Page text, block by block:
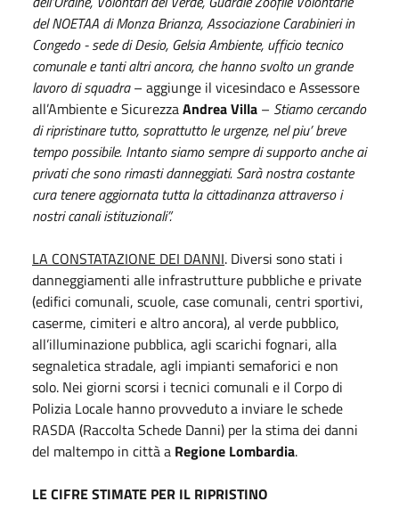
del NOETAA di Monza Brianza, Associazione Carabinieri in
Congedo - sede di Desio, Gelsia Ambiente, ufficio tecnico
comunale e tanti altri ancora, che hanno svolto un grande
lavoro di squadra– aggiunge il vicesindaco e Assessore
all’Ambiente e SicurezzaAndrea Villa – Stiamo cercando
di ripristinare tutto, soprattutto le urgenze, nel piu’ breve
tempo possibile. Intanto siamo sempre di supporto anche ai
privati che sono rimasti danneggiati. Sarà nostra costante
cura tenere aggiornata tutta la cittadinanza attraverso i
nostri canali istituzionali”.
LA CONSTATAZIONE DEI DANNI. Diversi sono stati i
danneggiamenti alle infrastrutture pubbliche e private
(edifici comunali, scuole, case comunali, centri sportivi,
caserme, cimiteri e altro ancora), al verde pubblico,
all’illuminazione pubblica, agli scarichi fognari, alla
segnaletica stradale, agli impianti semaforici e non
solo. Nei giorni scorsi i tecnici comunali e il Corpo di
Polizia Locale hanno provveduto a inviare le schede
RASDA (Raccolta Schede Danni) per la stima dei danni
del maltempo in città a Regione Lombardia.
LE CIFRE STIMATE PER IL RIPRISTINO